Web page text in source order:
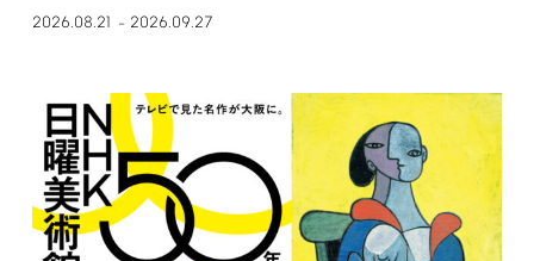
2026.08.21 – 2026.09.27